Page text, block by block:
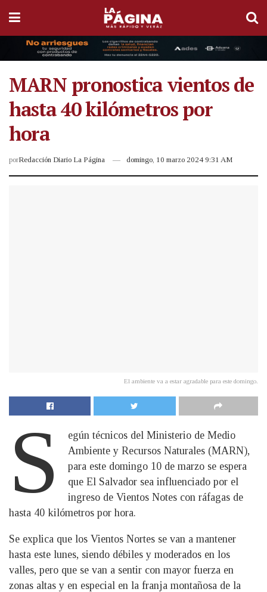
MARN pronostica vientos de
hasta 40 kilómetros por
hora
porRedacción Diario La Página domingo, 10 marzo 2024 9:31 AM
El ambiente va a estar agradable para este domingo.
S
egún técnicos del Ministerio de Medio
Ambiente y Recursos Naturales (MARN),
para este domingo 10 de marzo se espera
que El Salvador sea influenciado por el
ingreso de Vientos Notes con ráfagas de
hasta 40 kilómetros por hora.
Se explica que los Vientos Nortes se van a mantener
hasta este lunes, siendo débiles y moderados en los
valles, pero que se van a sentir con mayor fuerza en
zonas altas y en especial en la franja montañosa de la